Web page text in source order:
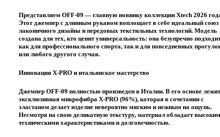
Представляем OFF-09 — главную новинку коллекции Xtech 2026
Этот джемпер с длинным рукавом воплощает в себе идеальный союз
лаконичного дизайна и передовых текстильных технологий. Модель
создана для тех, кто ценит универсальность: она безупречно
как для профессионального спорта, так и для повседневных
или любого другого случая.
Инновация X-PRO и итальянское мастерство
Джемпер OFF-09 полностью произведен в Италии. В его основе лежит
эксклюзивная микрофибра X-PRO (96%), которая в сочетании с
эластаном делает изделие невероятно мягким и нежным на ощупь.
Несмотря на свою деликатную текстуру, материал обладает
техническими характеристиками и долговечностью.